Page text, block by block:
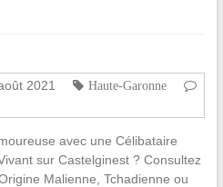
2021
Haute-Garonne
avec une Célibataire
sur Castelginest ? Consultez
Malienne, Tchadienne ou